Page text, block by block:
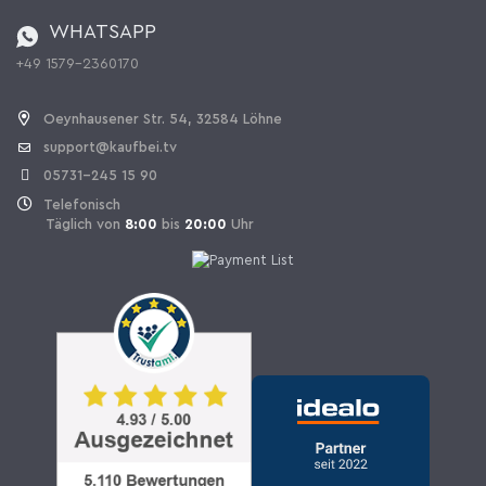
WHATSAPP
+49 1579-2360170
Oeynhausener Str. 54, 32584 Löhne
support@kaufbei.tv
05731-245 15 90
Telefonisch
Täglich von 8:00 bis 20:00 Uhr